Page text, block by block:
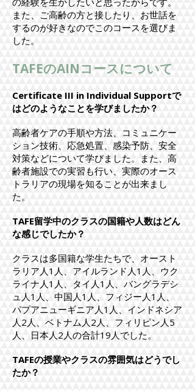
また、ご高齢の方と接したり、お世話を
するのが好きなのでこのコースを選びま
した。
​TAFEのAINコースについて
Certificate III in Individual Supportで
はどのようなことを学びましたか？
高齢者ケアの手順や方法、コミュニケー
ション技術、応急処置、感染予防、安全
対策などについて学びました。また、高
齢者施設での実習も行い、実際のオース
トラリアの現場を知ることが出来まし
た。
TAFE留学中のクラスの国籍や人数はどん
な感じでしたか？
クラスは多国籍な学生たちで、オースト
ラリア人1人、アイルランド人1人、ウク
ライナ人1人、タイ人1人、バングラデシ
ュ人1人、中国人1人、フィジー人1人、
パプアニューギニア人1人、インドネシア
人2人、ベトナム人2人、フィリピン人5
人、日本人2人の合計19人でした。
TAFEの授業やクラスの雰囲気はどうでし
たか？